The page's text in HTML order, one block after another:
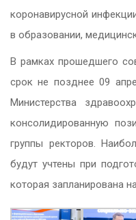
коронавирусной
в образовании,
В рамках прошедшего
срок не позднее 09
Министерства
консолидированную
группы ректоров.
будут учтены при
которая запланирована